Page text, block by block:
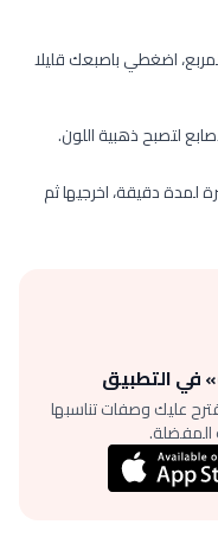
اضغطي باصبعك قليلا
لتصبح ذهبية اللون.
لمدة دقيقة، اخرجيها ثم
في التطبيق
عليك وصفات تناسبها